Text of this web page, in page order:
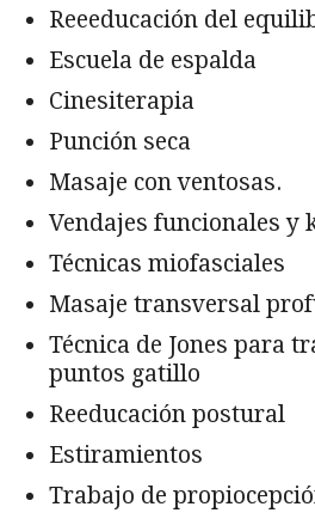
Reeeducación del
Escuela de espalda
Cinesiterapia
Punción seca
Masaje con ventosas.
Vendajes funcionales y
Técnicas miofasciales
Masaje transversal
Técnica de Jones para
puntos gatillo
Reeducación postural
Estiramientos
Trabajo de